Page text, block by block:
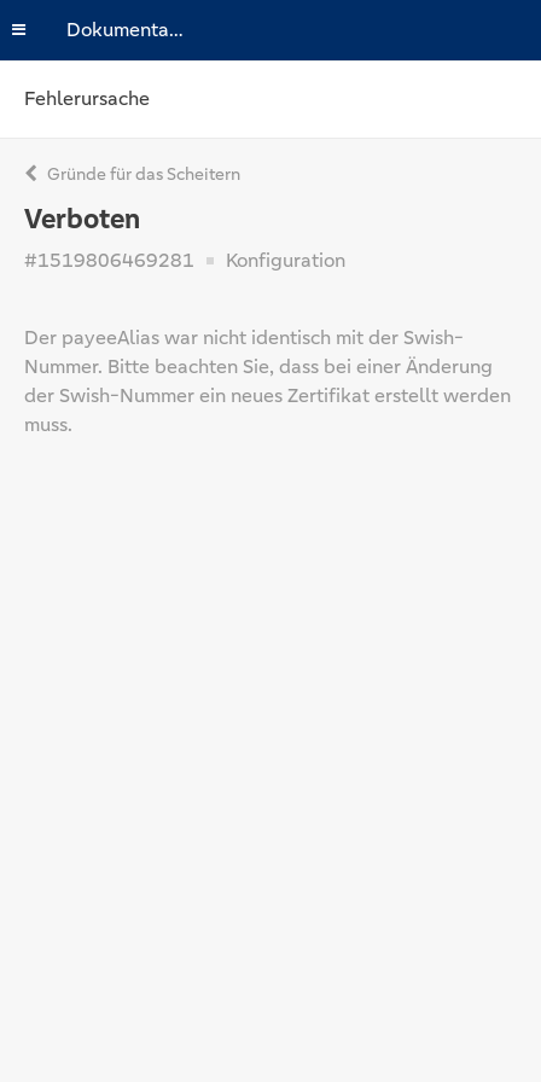
Dokumentation
Fehlerursache
Gründe für das Scheitern
Verboten
#1519806469281 Konfiguration
Der payeeAlias war nicht identisch mit der Swish-
Nummer. Bitte beachten Sie, dass bei einer Änderung
der Swish-Nummer ein neues Zertifikat erstellt werden
muss.